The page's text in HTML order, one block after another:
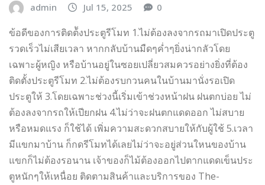
admin Jul 15, 2025 0
ข้อดีของการติดต้ังประตูรีโมท 1.ไม่ต้องลงจากรถมาเปิดประตู
รวดเร็วไม่เสียเวลา หากกลับบ้านมืดๆค่ำๆยิ่งน่ากลัวโดย
เฉพาะผู้หญิง หรือบ้านอยู่ในซอยเปลี่ยวสมควรอย่างยิ่งที่ต้อง
ติดตั้งประตูรีโมท 2.ไม่ต้องรบกวนคนในบ้านมานั่งรอเปิด
ประตูให้ 3.โดยเฉพาะช่วงนี้เริ่มเข้าช่วงหน้าฝน ฝนตกบ่อย ไม่
ต้องลงจากรถให้เปียกฝน 4.ไม่ว่าจะฝนตกแดดออก ไม่สบาย
หรือหมดแรง ก็ใช้ได้ เพิ่มความสะดวกสบายให้กับผู้ใช้ 5.เวลา
มีแขกมาบ้าน ก็กดรีโมทได้เลยไม่ว่าจะอยู่ส่วนใหนของบ้าน
แขกก็ไม่ต้องรอนาน เจ้าของก็ไม้ต้องออกไปตากแดดเข็นประ
ตูหนักๆให้เหนื่อย ติดตามสินค้าและบริการของ The-